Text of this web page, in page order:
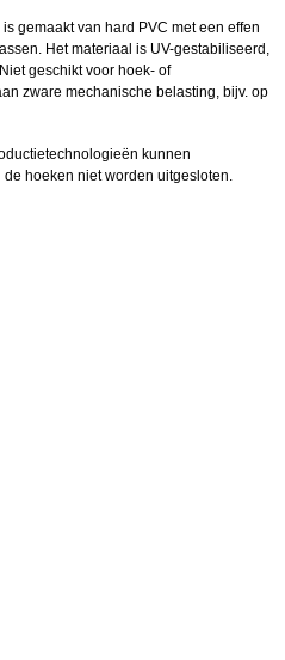
gemaakt van hard PVC met een effen
Het materiaal is UV-gestabiliseerd,
geschikt voor hoek- of
zware mechanische belasting, bijv. op
kunnen
hoeken niet worden uitgesloten.